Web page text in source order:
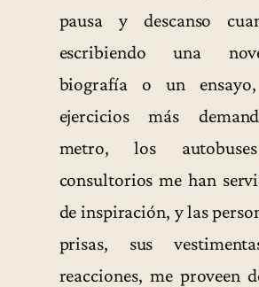
pausa y descanso
escribiendo una
biografía o un
ejercicios más
metro, los
consultorios me han
de inspiración, y las
prisas, sus
reacciones, me proveen